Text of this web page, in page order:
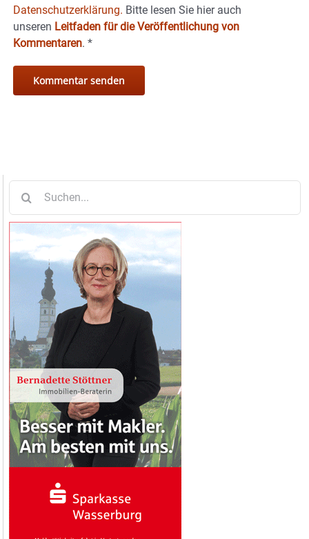
Datenschutzerklärung. Bitte lesen Sie hier auch
unseren Leitfaden für die Veröffentlichung von
Kommentaren. *
nach: